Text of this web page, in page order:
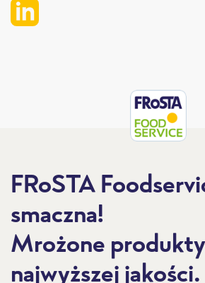
FRoSTA
smaczna!
Mrożone produkty
najwyższej jakości.